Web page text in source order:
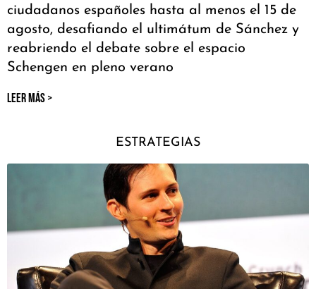
ciudadanos españoles hasta al menos el 15 de
agosto, desafiando el ultimátum de Sánchez y
reabriendo el debate sobre el espacio
Schengen en pleno verano
LEER MÁS >
ESTRATEGIAS